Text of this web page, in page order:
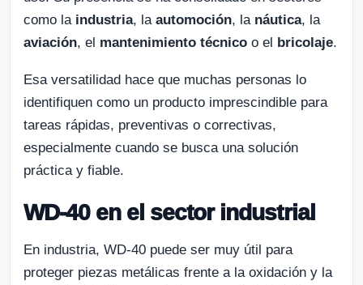
como la industria, la automoción, la náutica, la
aviación, el mantenimiento técnico o el bricolaje.
Esa versatilidad hace que muchas personas lo
identifiquen como un producto imprescindible para
tareas rápidas, preventivas o correctivas,
especialmente cuando se busca una solución
práctica y fiable.
WD-40 en el sector industrial
En industria, WD-40 puede ser muy útil para
proteger piezas metálicas frente a la oxidación y la